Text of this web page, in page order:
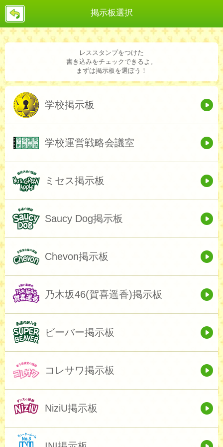
掲示板選択
戻
レススタンプをつけた
書き込みをチェックできるよ。
まずは掲示板を選ぼう！
学校掲示板
学校運営戦略会議室
ミセス掲示板
Saucy Dog掲示板
Chevon掲示板
乃木坂46(賀喜遥香)掲示板
ビーバー掲示板
コレサワ掲示板
NiziU掲示板